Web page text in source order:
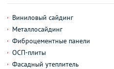
Виниловый сайдинг
Металлосайдинг
Фиброцементные панели
ОСП-плиты
Фасадный утеплитель